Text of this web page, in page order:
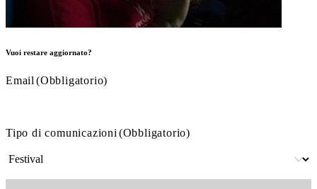
Vuoi restare aggiornato?
Email (Obbligatorio)
Tipo di comunicazioni (Obbligatorio)